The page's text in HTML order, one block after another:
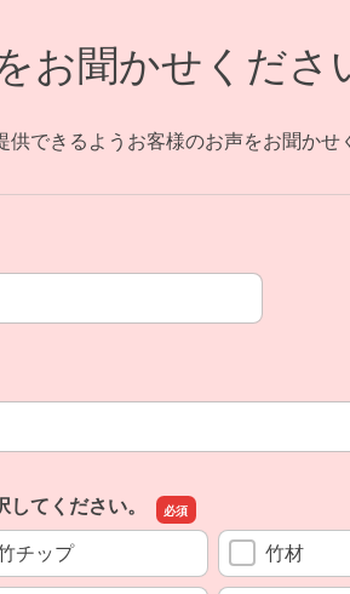
お聞かせくださ
できるようお客様のお声をお聞かせ
てください。
チップ 竹材